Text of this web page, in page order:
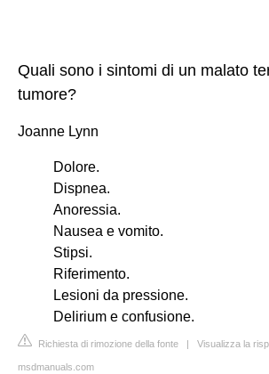
Quali sono i sintomi di un malato
tumore?
Joanne Lynn
Dolore.
Dispnea.
Anoressia.
Nausea e vomito.
Stipsi.
Riferimento.
Lesioni da pressione.
Delirium e confusione.
Richiesta di rimozione della fonte | Visualizza la
msdmanuals.com